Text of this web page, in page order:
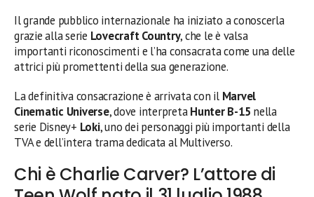
Il grande pubblico internazionale ha iniziato a conoscerla
grazie alla serie Lovecraft Country, che le è valsa
importanti riconoscimenti e l’ha consacrata come una delle
attrici più promettenti della sua generazione.
La definitiva consacrazione è arrivata con il Marvel
Cinematic Universe, dove interpretaHunter B-15 nella
serie Disney+ Loki, uno dei personaggi più importanti della
TVA e dell’intera trama dedicata al Multiverso.
Chi è Charlie Carver? L’attore di